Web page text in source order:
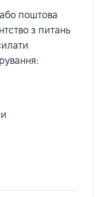
поштова
з питань